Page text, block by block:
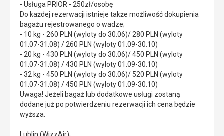
- Usługa PRIOR - 250zł/osobę
Do każdej rezerwacji istnieje także możliwość dokupienia
bagażu rejestrowanego o wadze;
- 10 kg - 260 PLN (wyloty do 30.06)/ 280 PLN (wyloty
01.07-31.08) / 260 PLN (wyloty 01.09-30.10)
- 20 kg - 430 PLN (wyloty do 30.06)/ 450 PLN (wyloty
01.07-31.08) / 430 PLN (wyloty 01.09-30.10)
- 32 kg - 450 PLN (wyloty do 30.06)/ 520 PLN (wyloty
01.07-31.08) / 450 PLN (wyloty 01.09-30.10)
Uwaga! Jeżeli bagaż lub dodatkowe usługi zostaną
dodane już po potwierdzeniu rezerwacji ich cena będzie
wyższa.
Lublin (WizzAir);